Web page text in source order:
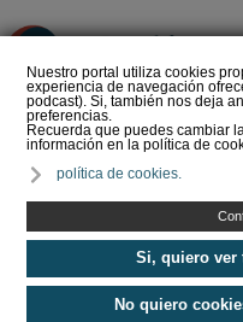
Nuestro portal utiliza cookies
experiencia de navegación
podcast). Si, también nos deja
preferencias.
Recuerda que puedes cambiar
información en la política de
política de cookies.
Si, quiero ver
No quiero
del
Etiquetas /